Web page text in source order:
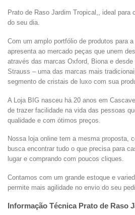
Prato de Raso Jardim Tropical,, ideal para
do seu dia.
Com um amplo portfólio de produtos para
apresenta ao mercado peças que unem
através das marcas Oxford, Biona e desde
Strauss – uma das marcas mais
segmento de cristais de luxo com sua
A Loja BIG nasceu há 20 anos em
de trazer facilidade na vida das pessoas
qualidade e com ótimos preços.
Nossa loja online tem a mesma proposta,
busca encontrar tudo o que precisa para
lugar e comprando com poucos cliques.
Contamos com um grande estoque e
permite mais agilidade no envio do seu
Informação Técnica Prato de Raso